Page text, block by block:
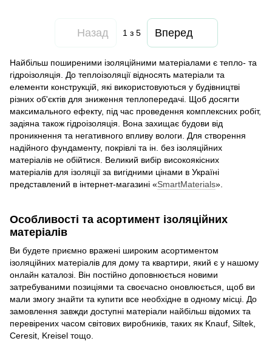
Назад 1 з 5 Вперед
Найбільш поширеними ізоляційними матеріалами є тепло- та
гідроізоляція. До теплоізоляції відносять матеріали та
елементи конструкцій, які використовуються у будівництві
різних об'єктів для зниження теплопередачі. Щоб досягти
максимального ефекту, під час проведення комплексних робіт,
задіяна також гідроізоляція. Вона захищає будови від
проникнення та негативного впливу вологи. Для створення
надійного фундаменту, покрівлі та ін. без ізоляційних
матеріалів не обійтися. Великий вибір високоякісних
матеріалів для ізоляції за вигідними цінами в Україні
представлений в інтернет-магазині «SmartMaterials».
Особливості та асортимент ізоляційних
матеріалів
Ви будете приємно вражені широким асортиментом
ізоляційних матеріалів для дому та квартири, який є у нашому
онлайн каталозі. Він постійно доповнюється новими
затребуваними позиціями та своєчасно оновлюється, щоб ви
мали змогу знайти та купити все необхідне в одному місці. До
замовлення завжди доступні матеріали найбільш відомих та
перевірених часом світових виробників, таких як Knauf, Siltek,
Ceresit, Kreisel тощо.